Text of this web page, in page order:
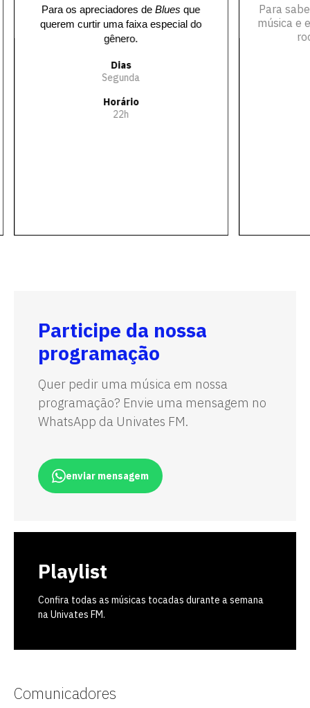
Para os apreciadores deBlues que
querem curtir uma faixa especial do
gênero.
Dias
Segunda
Horário
22h
Para
música e
Participe da nossa
programação
Quer pedir uma música em nossa
programação? Envie uma mensagem no
WhatsApp da Univates FM.
enviar mensagem
Playlist
Confira todas as músicas tocadas durante a semana
na Univates FM.
Comunicadores